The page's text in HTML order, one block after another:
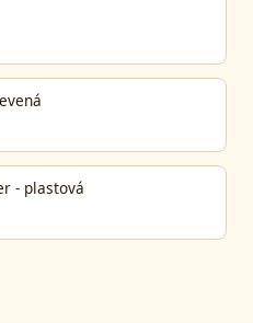
- plastová